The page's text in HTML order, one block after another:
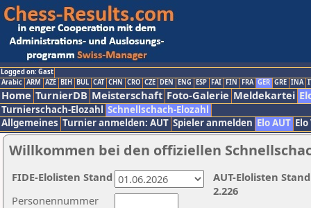
Logged on: Gast
Arabic ARM AZE BIH BUL CAT CHN CRO CZE DEN ENG ESP FAI FIN FRA GER GRE INA
Home TurnierDB Meisterschaft Foto-Galerie Meldekartei
Turnierschach-Elozahl Schnellschach-Elozahl
Allgemeines Turnier anmelden: AUT Spieler anmelden Elo AUT
Willkommen bei den offiziellen
Personennummer
AUT-Elolisten
2.226
FIDE-Elolisten Stand